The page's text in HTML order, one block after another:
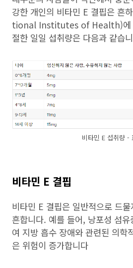
강한 개인의 비타민 E 결핍은 흔
tional Institutes of Health)에
절한 일일 섭취량은 다음과 같습
비타민 E 섭취량 -
비타민 E 결핍
비타민 E 결핍은 일반적으로 드
흔합니다. 예를 들어, 낭포성 섬
여 지방 흡수 장애와 관련된 의학
은 위험이 증가합니다